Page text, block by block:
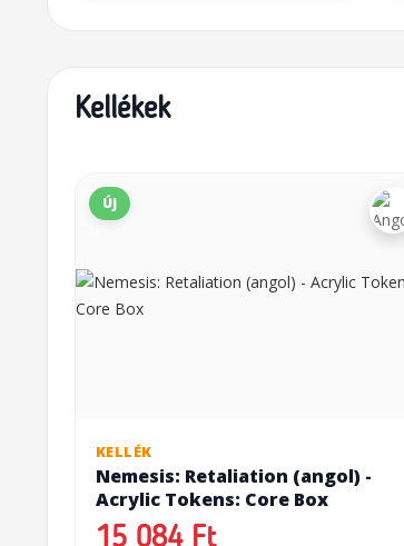
Kellékek
Új
KELLÉK
Nemesis: Retaliation (angol) -
Acrylic Tokens: Core Box
15 084 Ft